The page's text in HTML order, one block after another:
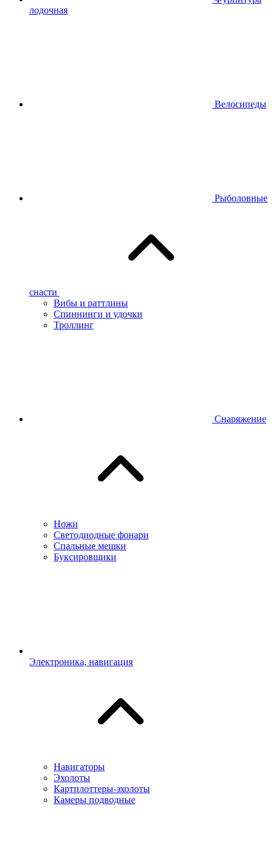
лодочная
Велосипеды
Рыболовные
снасти
Вибы и раттлины
Спиннинги и удочки
Троллинг
Снаряжение
Ножи
Светодиодные фонари
Спальные мешки
Буксировщики
Электроника, навигация
Навигаторы
Эхолоты
Картплоттеры-эхолоты
Камеры подводные